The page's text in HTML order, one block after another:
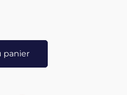
celui des dieux, son
dans l’ensemble du
vénéré pour la bénédiction
des champs. Bien que
bien souvent
panier